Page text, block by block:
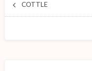
COTTLE